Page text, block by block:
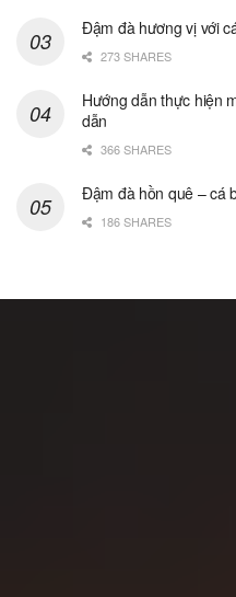
Đậm đà hương vị với
273 SHARES
Hướng dẫn thực hiện
dẫn
366 SHARES
Đậm đà hồn quê – cá
186 SHARES